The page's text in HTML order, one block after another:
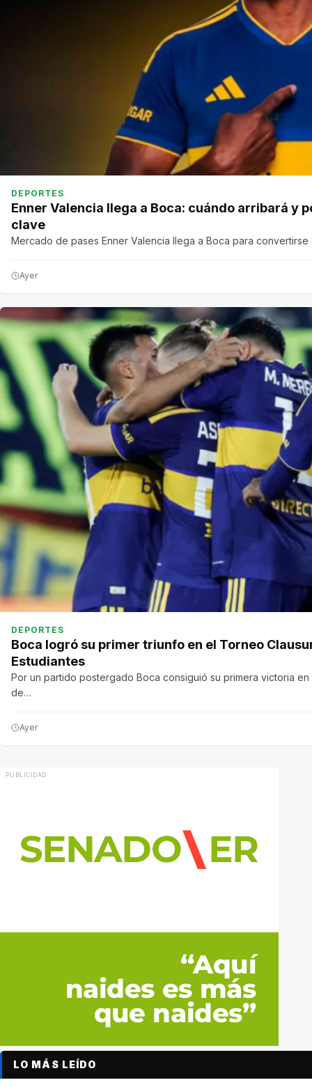
DEPORTES
Enner Valencia llega a Boca: cuándo arribará y
clave
Mercado de pases Enner Valencia llega a Boca para
Ayer
DEPORTES
Boca logró su primer triunfo en el Torneo
Estudiantes
Por un partido postergado Boca consiguió su primera victoria
de…
Ayer
LO MÁS LEÍDO